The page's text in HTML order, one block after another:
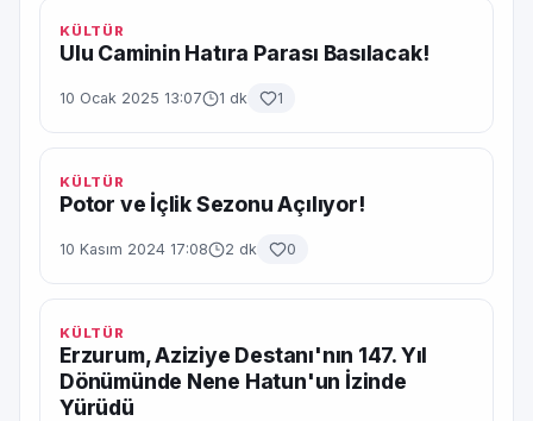
KÜLTÜR
Ulu Caminin Hatıra Parası Basılacak!
10 Ocak 2025 13:07 1 dk 1
KÜLTÜR
Potor ve İçlik Sezonu Açılıyor!
10 Kasım 2024 17:08 2 dk 0
KÜLTÜR
Erzurum, Aziziye Destanı'nın 147. Yıl
Dönümünde Nene Hatun'un İzinde
Yürüdü